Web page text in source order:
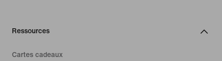
Ressources
Cartes cadeaux